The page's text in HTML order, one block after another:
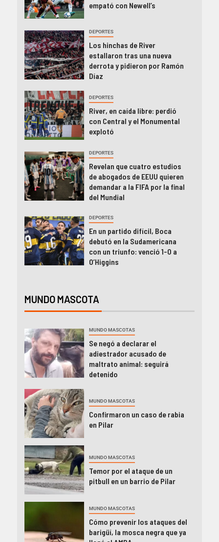
empató con Newell’s
DEPORTES
Los hinchas de River
estallaron tras una nueva
derrota y pidieron por Ramón
Díaz
DEPORTES
River, en caída libre: perdió
con Central y el Monumental
explotó
DEPORTES
Revelan que cuatro estudios
de abogados de EEUU quieren
demandar a la FIFA por la final
del Mundial
DEPORTES
En un partido difícil, Boca
debutó en la Sudamericana
con un triunfo: venció 1-0 a
O’Higgins
MUNDO MASCOTA
MUNDO MASCOTAS
Se negó a declarar el
adiestrador acusado de
maltrato animal: seguirá
detenido
MUNDO MASCOTAS
Confirmaron un caso de rabia
en Pilar
MUNDO MASCOTAS
Temor por el ataque de un
pitbull en un barrio de Pilar
MUNDO MASCOTAS
Cómo prevenir los ataques del
barigüí, la mosca negra que ya